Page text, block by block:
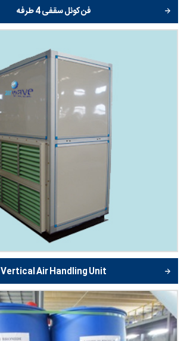
فن کوئل سقفی 4 طرفه
Vertical Air Handling Unit